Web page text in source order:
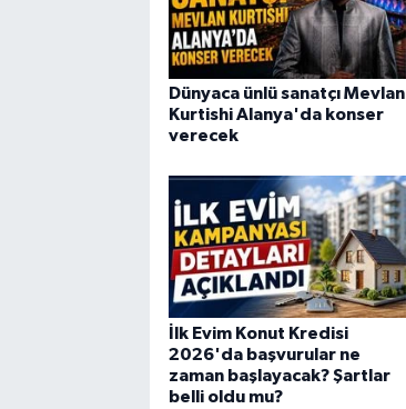
Dünyaca ünlü sanatçı Mevlan
Kurtishi Alanya'da konser
verecek
İlk Evim Konut Kredisi
2026'da başvurular ne
zaman başlayacak? Şartlar
belli oldu mu?